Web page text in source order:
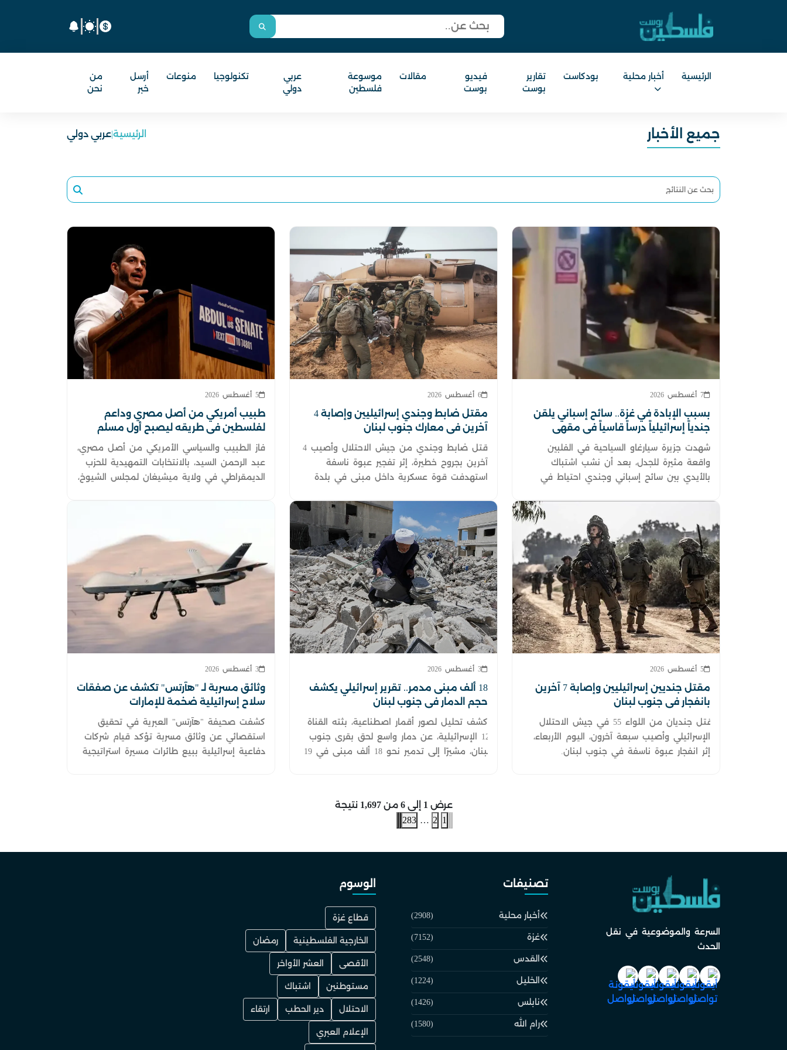
الرئيسية أخبار محلية بودكاست
تقارير
بوست
فيديو
بوست
مقالات
موسوعة
فلسطين
عربي
دولي
تكنولوجيا منوعات
أرسل
خبر
من
نحن
جميع الأخبار الرئيسية|عربي دولي
7 أغسطس 2026
بسبب الإبادة في غزة.. سائح إسباني يلقن
جندياً إسرائيلياً درساً قاسياً في مقهى
فلبيني
شهدت جزيرة سيارغاو السياحية في الفلبين
واقعة مثيرة للجدل، بعد أن نشب اشتباك
بالأيدي بين سائح إسباني وجندي احتياط في
6 أغسطس 2026
مقتل ضابط وجندي إسرائيليين وإصابة 4
آخرين في معارك جنوب لبنان
قتل ضابط وجندي من جيش الاحتلال وأصيب 4
آخرين بجروح خطيرة، إثر تفجير عبوة ناسفة
استهدفت قوة عسكرية داخل مبنى في بلدة
5 أغسطس 2026
طبيب أمريكي من أصل مصري وداعم
لفلسطين في طريقه ليصبح أول مسلم
بمجلس الشيوخ
فاز الطبيب والسياسي الأمريكي من أصل مصري،
عبد الرحمن السيد، بالانتخابات التمهيدية للحزب
الديمقراطي في ولاية ميشيغان لمجلس الشيوخ،
5 أغسطس 2026
مقتل جنديين إسرائيليين وإصابة 7 آخرين
بانفجار في جنوب لبنان
قتل جنديان من اللواء 55 في جيش الاحتلال
الإسرائيلي وأصيب سبعة آخرون، اليوم الأربعاء،
إثر انفجار عبوة ناسفة في جنوب لبنان.
3 أغسطس 2026
18 ألف مبنى مدمر.. تقرير إسرائيلي يكشف
حجم الدمار في جنوب لبنان
كشف تحليل لصور أقمار اصطناعية، بثته القناة
12 الإسرائيلية، عن دمار واسع لحق بقرى جنوب
لبنان، مشيرًا إلى تدمير نحو 18 ألف مبنى في 19
3 أغسطس 2026
وثائق مسربة لـ "هآرتس" تكشف عن صفقات
سلاح إسرائيلية ضخمة للإمارات
كشفت صحيفة "هآرتس" العبرية في تحقيق
استقصائي عن وثائق مسربة تؤكد قيام شركات
دفاعية إسرائيلية ببيع طائرات مسيرة استراتيجية
عرض1 إلى6 من1,697 نتيجة
1
2
…
283
السرعة والموضوعية في نقل
الحدث
تصنيفات
أخبار محلية (2908)
غزة (7152)
القدس (2548)
الخليل (1224)
نابلس (1426)
رام الله (1580)
الوسوم
قطاع غزة
الخارجية الفلسطينية رمضان
الأقصى العشر الأواخر
مستوطنين اشتباك
الاحتلال دير الحطب ارتقاء
الإعلام العبري